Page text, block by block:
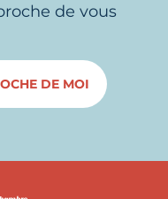
de vous
DE MOI